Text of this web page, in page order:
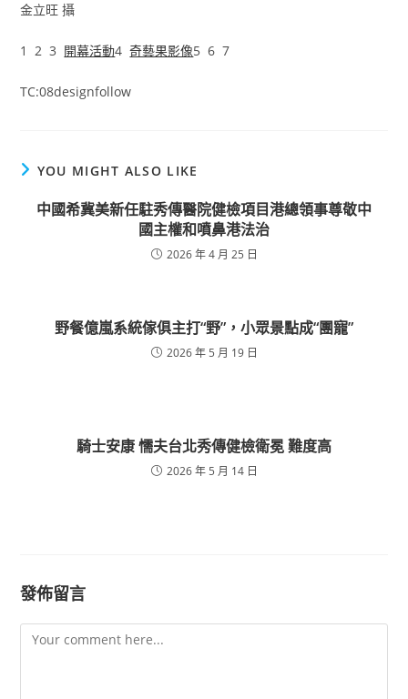
金立旺 攝
1 2 3 開幕活動4奇藝果影像5 6 7
TC:08designfollow
YOU MIGHT ALSO LIKE
中國希冀美新任駐秀傳醫院健檢項目港總領事尊敬中
國主權和噴鼻港法治
2026 年 4 月 25 日
野餐億嵐系統傢俱主打“野”，小眾景點成“團寵”
2026 年 5 月 19 日
騎士安康 懦夫台北秀傳健檢衛冕 難度高
2026 年 5 月 14 日
發佈留言
Comment